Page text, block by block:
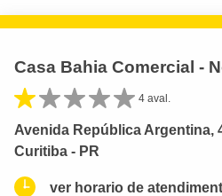
Casa Bahia Comercial -
4 aval.
Avenida República Argentina,
Curitiba - PR
ver horario de